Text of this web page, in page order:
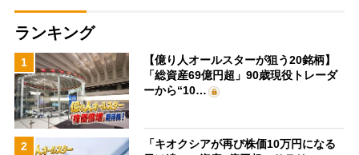
ランキング
1
【億り人オールスターが狙う20銘柄】
「総資産69億円超」90歳現役トレーダ
ーから“10…
2
「キオクシアが再び株価10万円になる